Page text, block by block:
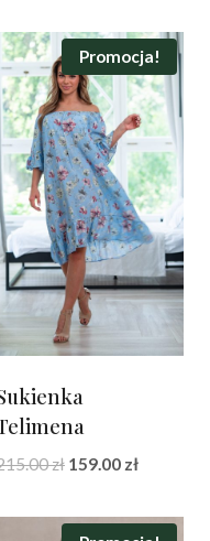
Promocja!
zł Pierwotna
wynosiła:
159.00 złAktualna
wynosi: